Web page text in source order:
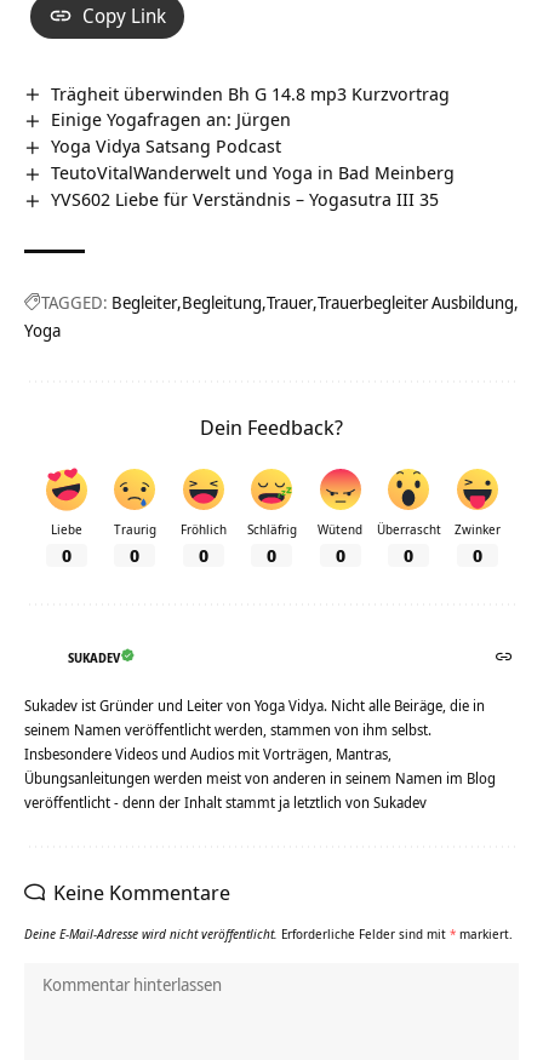
Copy Link
Trägheit überwinden Bh G 14.8 mp3 Kurzvortrag
Einige Yogafragen an: Jürgen
Yoga Vidya Satsang Podcast
TeutoVitalWanderwelt und Yoga in Bad Meinberg
YVS602 Liebe für Verständnis – Yogasutra III 35
TAGGED: Begleiter Begleitung Trauer Trauerbegleiter Ausbildung
Yoga
Dein Feedback?
Liebe
0
Traurig
0
Fröhlich
0
Schläfrig
0
Wütend
0
Überrascht
0
Zwinker
0
SUKADEV
Sukadev ist Gründer und Leiter von Yoga Vidya. Nicht alle Beiräge, die in
seinem Namen veröffentlicht werden, stammen von ihm selbst.
Insbesondere Videos und Audios mit Vorträgen, Mantras,
Übungsanleitungen werden meist von anderen in seinem Namen im Blog
veröffentlicht - denn der Inhalt stammt ja letztlich von Sukadev
Keine Kommentare
Deine E-Mail-Adresse wird nicht veröffentlicht. Erforderliche Felder sind mit * markiert.